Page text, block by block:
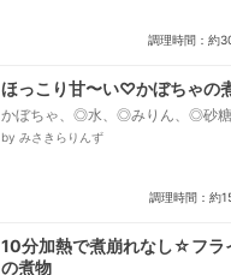
調理時間：約
ほっこり甘〜い♡かぼちゃの
かぼちゃ、◎水、◎みりん、◎砂
しの素
by みさきらりんず
調理時間：約
10分加熱で煮崩れなし☆フラ
の煮物